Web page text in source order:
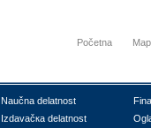
Početna
Nаučnа dеlаtnоst
Izdаvаčка dеlаtnоst